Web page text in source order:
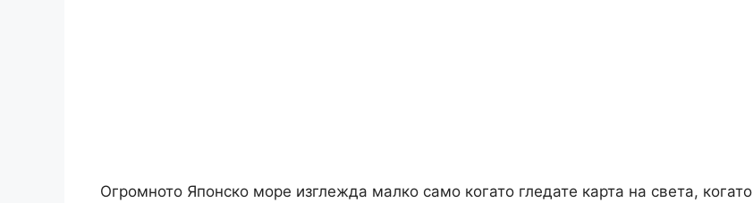
Огромното Японско море изглежда малко само когато гледате карта на света, когато